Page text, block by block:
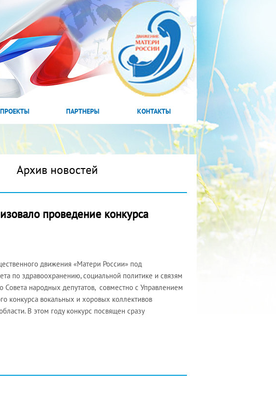
ПРОЕКТЫ ПАРТНЕРЫ КОНТАКТЫ
Архив новостей
проведение конкурса
движения «Матери России» под
по здравоохранению, социальной политике и связям
народных депутатов, совместно с Управлением
конкурса вокальных и хоровых коллективов
В этом году конкурс посвящен сразу